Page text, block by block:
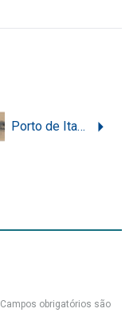
Porto de Itajaí, localizado na foz do Rio Itajaí-Açu
Campos obrigatórios são